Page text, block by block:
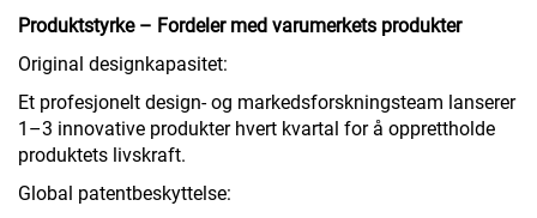
Produktstyrke – Fordeler med varumerkets produkter
Original designkapasitet:
Et profesjonelt design- og markedsforskningsteam lanserer
1–3 innovative produkter hvert kvartal for å opprettholde
produktets livskraft.
Global patentbeskyttelse: